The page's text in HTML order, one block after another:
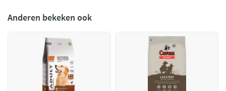
Anderen bekeken ook